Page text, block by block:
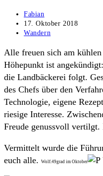
Beitrags-
Autor:
Fabian
Beitrag
veröffentlicht:
17. Oktober 2018
Beitrags-
Wandern
Alle freuen sich am
Höhepunkt ist
die Landbäckerei folgt.
des Chefs über den
Technologie, eigene
riesige Interesse.
Freude genussvoll vertilgt.
Vermittelt wurde die
euch alle. Wolf.49grad im Oktober